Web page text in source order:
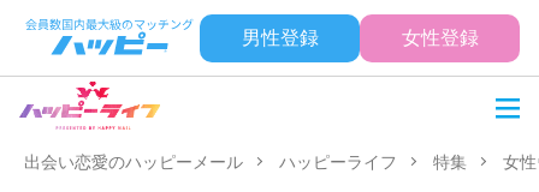
男性登録 女性登録
出会い恋愛のハッピーメール ハッピーライフ 特集 女